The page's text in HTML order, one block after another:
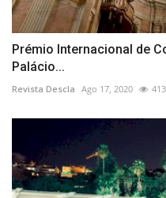
Prémio Internacional de
Palácio...
Revista Descla Ago 17, 2020